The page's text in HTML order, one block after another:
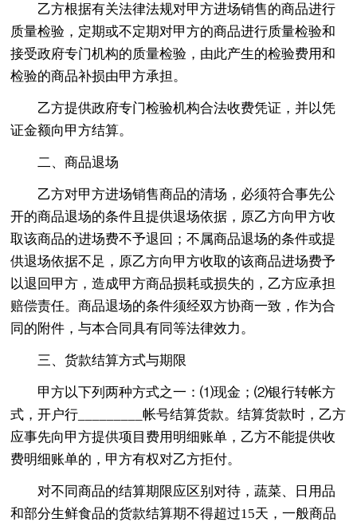
乙方根据有关法律法规对甲方进场销售的商品进行
质量检验，定期或不定期对甲方的商品进行质量检验和
接受政府专门机构的质量检验，由此产生的检验费用和
检验的商品补损由甲方承担。
乙方提供政府专门检验机构合法收费凭证，并以凭
证金额向甲方结算。
二、商品退场
乙方对甲方进场销售商品的清场，必须符合事先公
开的商品退场的条件且提供退场依据，原乙方向甲方收
取该商品的进场费不予退回；不属商品退场的条件或提
供退场依据不足，原乙方向甲方收取的该商品进场费予
以退回甲方，造成甲方商品损耗或损失的，乙方应承担
赔偿责任。商品退场的条件须经双方协商一致，作为合
同的附件，与本合同具有同等法律效力。
三、货款结算方式与期限
甲方以下列两种方式之一：⑴现金；⑵银行转帐方
式，开户行_________帐号结算货款。结算货款时，乙方
应事先向甲方提供项目费用明细账单，乙方不能提供收
费明细账单的，甲方有权对乙方拒付。
对不同商品的结算期限应区别对待，蔬菜、日用品
和部分生鲜食品的货款结算期不得超过15天，一般商品